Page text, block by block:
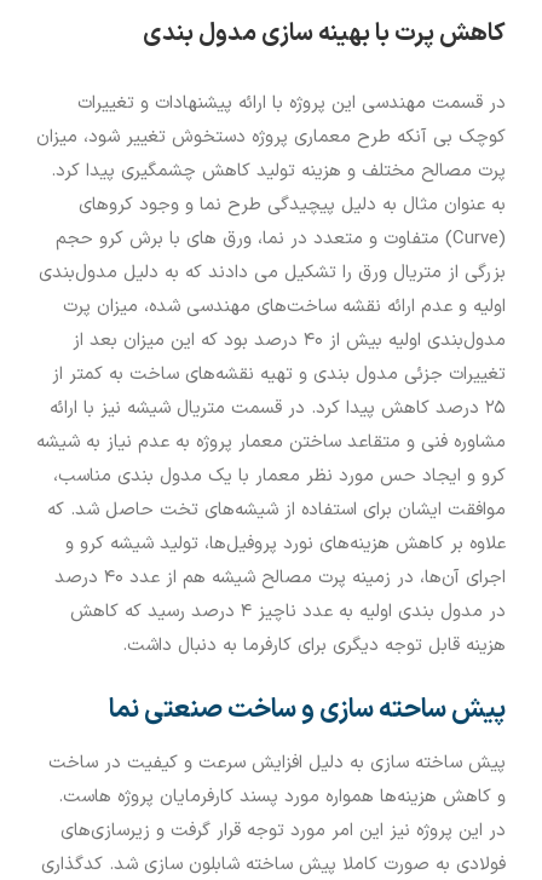
کاهش پرت با بهینه سازی مدول بندی
در قسمت مهندسی این پروژه با ارائه پیشنهادات و تغییرات
کوچک بی آنکه طرح معماری پروژه دستخوش تغییر شود، میزان
پرت مصالح مختلف و هزینه تولید کاهش چشمگیری پیدا کرد.
به عنوان مثال به دلیل پیچیدگی طرح نما و وجود کروهای
(Curve) متفاوت و متعدد در نما، ورق های با برش کرو حجم
بزرگی از متریال ورق را تشکیل می دادند که به دلیل مدول‌بندی
اولیه و عدم ارائه نقشه ساخت‌های مهندسی شده، میزان پرت
مدول‌بندی اولیه بیش از ۴۰ درصد بود که این میزان بعد از
تغییرات جزئی مدول بندی و تهیه نقشه‌های ساخت به کمتر از
۲۵ درصد کاهش پیدا کرد. در قسمت متریال شیشه نیز با ارائه
مشاوره فنی و متقاعد ساختن معمار پروژه به عدم نیاز به شیشه
کرو و ایجاد حس مورد نظر معمار با یک مدول بندی مناسب،
موافقت ایشان برای استفاده از شیشه‌های تخت حاصل شد. که
علاوه بر کاهش هزینه‌های نورد پروفیل‌ها، تولید شیشه کرو و
اجرای آن‌ها، در زمینه پرت مصالح شیشه هم از عدد ۴۰ درصد
در مدول بندی اولیه به عدد ناچیز ۴ درصد رسید که کاهش
هزینه قابل توجه دیگری برای کارفرما به دنبال داشت.
پیش ساحته سازی و ساخت صنعتی نما
پیش ساخته سازی به دلیل افزایش سرعت و کیفیت در ساخت
و کاهش هزینه‌ها همواره مورد پسند کارفرمایان پروژه هاست.
در این پروژه نیز این امر مورد توجه قرار گرفت و زیرسازی‌های
فولادی به صورت کاملا پیش ساخته شابلون سازی شد. کدگذاری